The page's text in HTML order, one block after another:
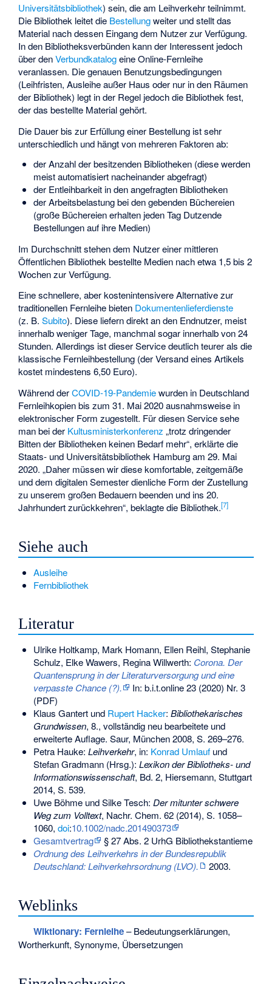
Universitätsbibliothek) sein, die am Leihverkehr teilnimmt.
Die Bibliothek leitet die Bestellungweiter und stellt das
Material nach dessen Eingang dem Nutzer zur Verfügung.
In den Bibliotheksverbünden kann der Interessent jedoch
über denVerbundkatalogeine Online-Fernleihe
veranlassen. Die genauen Benutzungsbedingungen
(Leihfristen, Ausleihe außer Haus oder nur in den Räumen
der Bibliothek) legt in der Regel jedoch die Bibliothek fest,
der das bestellte Material gehört.
Die Dauer bis zur Erfüllung einer Bestellung ist sehr
unterschiedlich und hängt von mehreren Faktoren ab:
der Anzahl der besitzenden Bibliotheken (diese werden
meist automatisiert nacheinander abgefragt)
der Entleihbarkeit in den angefragten Bibliotheken
der Arbeitsbelastung bei den gebenden Büchereien
(große Büchereien erhalten jeden Tag Dutzende
Bestellungen auf ihre Medien)
Im Durchschnitt stehen dem Nutzer einer mittleren
Öffentlichen Bibliothek bestellte Medien nach etwa 1,5 bis 2
Wochen zur Verfügung.
Eine schnellere, aber kostenintensivere Alternative zur
traditionellen Fernleihe bieten Dokumentenlieferdienste
(z. B.Subito). Diese liefern direkt an den Endnutzer, meist
innerhalb weniger Tage, manchmal sogar innerhalb von 24
Stunden. Allerdings ist dieser Service deutlich teurer als die
klassische Fernleihbestellung (der Versand eines Artikels
kostet mindestens 6,50 Euro).
Während derCOVID-19-Pandemiewurden in Deutschland
Fernleihkopien bis zum 31. Mai 2020 ausnahmsweise in
elektronischer Form zugestellt. Für diesen Service sehe
man bei der Kultusministerkonferenz „trotz dringender
Bitten der Bibliotheken keinen Bedarf mehr“, erklärte die
Staats- und Universitätsbibliothek Hamburg am 29. Mai
2020. „Daher müssen wir diese komfortable, zeitgemäße
und dem digitalen Semester dienliche Form der Zustellung
zu unserem großen Bedauern beenden und ins 20.
Jahrhundert zurückkehren“, beklagte die Bibliothek.[7]
Siehe auch
Ausleihe
Fernbibliothek
Literatur
Ulrike Holtkamp, Mark Homann, Ellen Reihl, Stephanie
Schulz, Elke Wawers, Regina Willwerth: Corona. Der
Quantensprung in der Literaturversorgung und eine
verpasste Chance (?).
In: b.i.t.online 23 (2020) Nr. 3
(PDF)
Klaus Gantert und Rupert Hacker: Bibliothekarisches
Grundwissen, 8., vollständig neu bearbeitete und
erweiterte Auflage. Saur, München 2008, S. 269–276.
Petra Hauke: Leihverkehr, in: Konrad Umlaufund
Stefan Gradmann (Hrsg.): Lexikon der Bibliotheks- und
Informationswissenschaft, Bd. 2, Hiersemann, Stuttgart
2014, S. 539.
Uwe Böhmeund Silke Tesch: Der mitunter schwere
Weg zum Volltext, Nachr. Chem. 62 (2014), S. 1058–
1060, doi:10.1002/nadc.201490373
Gesamtvertrag
§ 27 Abs. 2 UrhG Bibliothekstantieme
Ordnung des Leihverkehrs in der Bundesrepublik
Deutschland: Leihverkehrsordnung (LVO).
2003.
Weblinks
Wiktionary: Fernleihe– Bedeutungserklärungen,
Wortherkunft, Synonyme, Übersetzungen